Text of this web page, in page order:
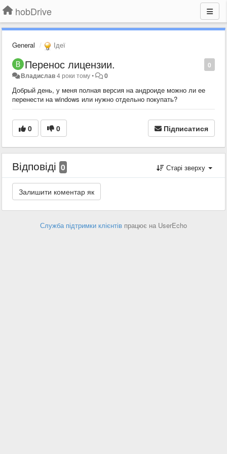
hobDrive
General Ідеї
0
Перенос лицензии.
Владислав4 роки тому• 0
Добрый день, у меня полная версия на андроиде можно ли ее
перенести на windows или нужно отдельно покупать?
0 0 Підписатися
Відповіді 0 Старі зверху
Служба підтримки клієнтів працює на UserEcho